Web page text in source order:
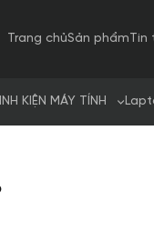
Trang chủSản phẩm Tin
KIỆN MÁY TÍNH